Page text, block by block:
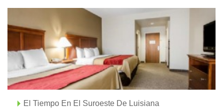
El Tiempo En El Suroeste De Luisiana